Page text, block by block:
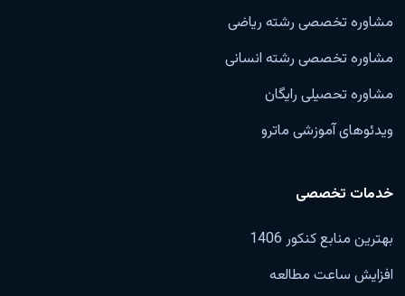
مشاوره تخصصی رشته ریاضی
مشاوره تخصصی رشته انسانی
مشاوره تحصیلی رایگان
ویدئوهای آموزشی ماترو
خدمات تخصصی
بهترین منابع کنکور 1406
افزایش ساعت مطالعه